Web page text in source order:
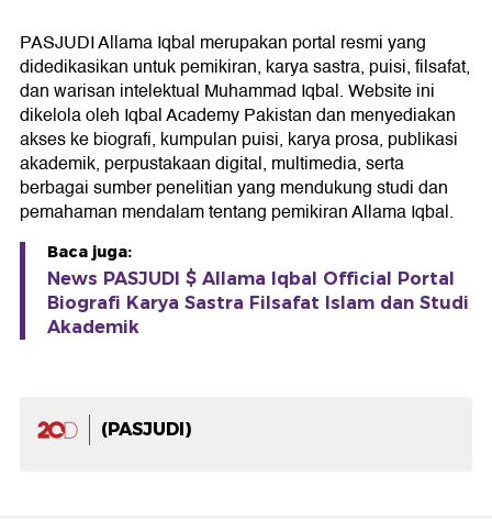
PASJUDI Allama Iqbal merupakan portal resmi yang
didedikasikan untuk pemikiran, karya sastra, puisi, filsafat,
dan warisan intelektual Muhammad Iqbal. Website ini
dikelola oleh Iqbal Academy Pakistan dan menyediakan
akses ke biografi, kumpulan puisi, karya prosa, publikasi
akademik, perpustakaan digital, multimedia, serta
berbagai sumber penelitian yang mendukung studi dan
pemahaman mendalam tentang pemikiran Allama Iqbal.
Baca juga:
News PASJUDI $ Allama Iqbal Official Portal
Biografi Karya Sastra Filsafat Islam dan Studi
Akademik
(PASJUDI)